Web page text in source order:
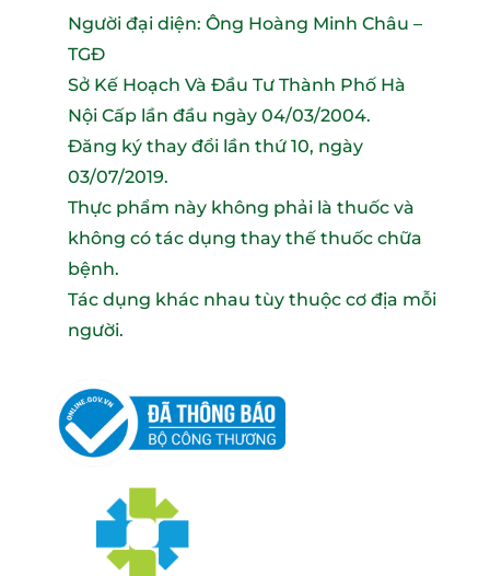
Người đại diện: Ông Hoàng Minh Châu –
TGĐ
Sở Kế Hoạch Và Đầu Tư Thành Phố Hà
Nội Cấp lần đầu ngày 04/03/2004.
Đăng ký thay đổi lần thứ 10, ngày
03/07/2019.
Thực phẩm này không phải là thuốc và
không có tác dụng thay thế thuốc chữa
bệnh.
Tác dụng khác nhau tùy thuộc cơ địa mỗi
người.